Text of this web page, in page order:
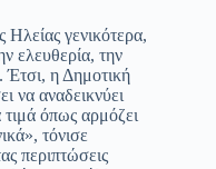
γενικότερα,
ελευθερία, την
Έτσι, η Δημοτική
να αναδεικνύει
τιμά όπως αρμόζει
τόνισε
περιπτώσεις